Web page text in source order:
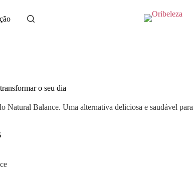
o seu dia
Natural Balance. Uma alternativa deliciosa e saudável para